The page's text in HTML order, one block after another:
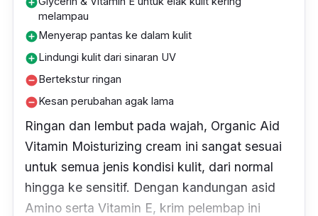
melampau
add_circleMenyerap pantas ke dalam kulit
add_circleLindungi kulit dari sinaran UV
remove_circleBertekstur ringan
remove_circleKesan perubahan agak lama
Ringan dan lembut pada wajah, Organic Aid
Vitamin Moisturizing cream ini sangat sesuai
untuk semua jenis kondisi kulit, dari normal
hingga ke sensitif. Dengan kandungan asid
Amino serta Vitamin E, krim pelembap ini